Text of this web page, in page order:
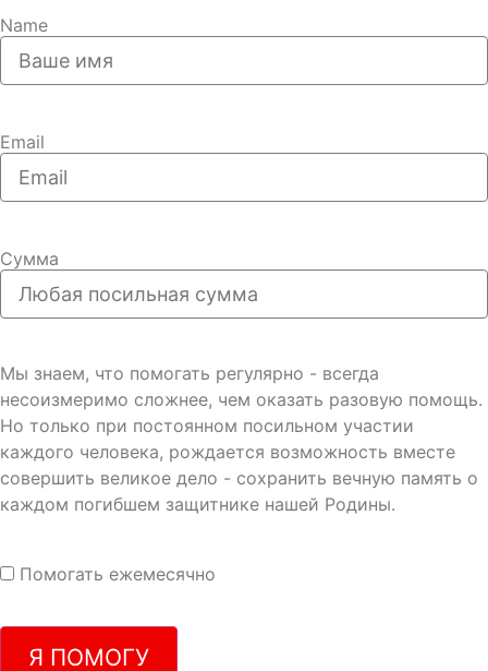
Name
Email
Сумма
Мы знаем, что помогать регулярно - всегда
несоизмеримо сложнее, чем оказать разовую помощь.
Но только при постоянном посильном участии
каждого человека, рождается возможность вместе
совершить великое дело - сохранить вечную память о
каждом погибшем защитнике нашей Родины.
Помогать ежемесячно
Я ПОМОГУ